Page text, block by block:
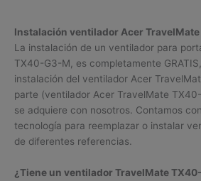
Instalación ventilador Acer
La instalación de un ventilador para
TX40-G3-M, es completamente
instalación del ventilador Acer
parte (ventilador Acer TravelMate
se adquiere con nosotros. Contamos
tecnología para reemplazar o instalar
de diferentes referencias.
¿Tiene un ventilador TravelMate